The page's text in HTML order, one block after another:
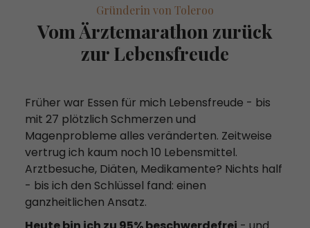
Gründerin von Toleroo
Vom Ärztemarathon zurück
zur Lebensfreude
Früher war Essen für mich Lebensfreude - bis
mit 27 plötzlich Schmerzen und
Magenprobleme alles veränderten. Zeitweise
vertrug ich kaum noch 10 Lebensmittel.
Arztbesuche, Diäten, Medikamente? Nichts half
- bis ich den Schlüssel fand: einen
ganzheitlichen Ansatz.